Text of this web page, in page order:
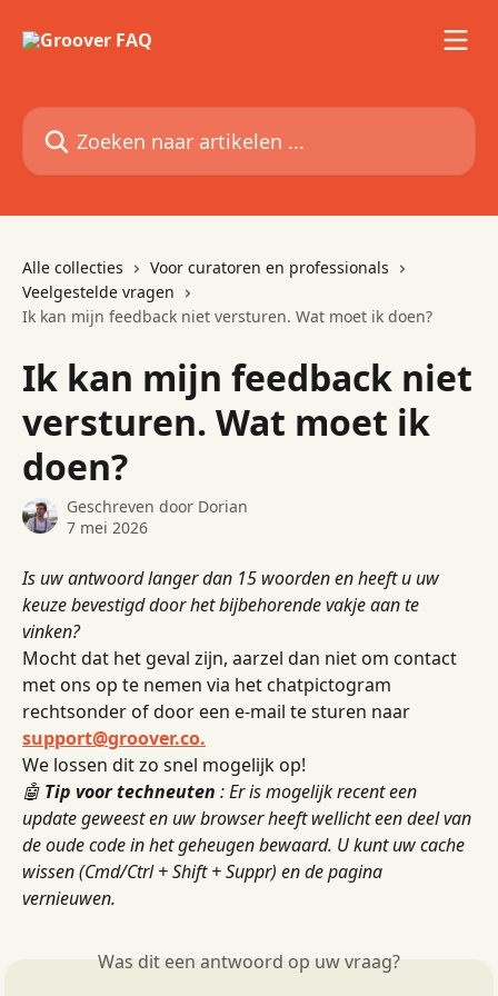
Zoeken naar artikelen ...
Alle collecties
Voor curatoren en professionals
Veelgestelde vragen
Ik kan mijn feedback niet versturen. Wat moet ik doen?
Ik kan mijn feedback niet
versturen. Wat moet ik
doen?
Geschreven door Dorian
7 mei 2026
Is uw antwoord langer dan 15 woorden en heeft u uw
keuze bevestigd door het bijbehorende vakje aan te
vinken?
Mocht dat het geval zijn, aarzel dan niet om contact
met ons op te nemen via het chatpictogram
rechtsonder of door een e-mail te sturen naar
support@groover.co.
We lossen dit zo snel mogelijk op!
🤖 Tip voor techneuten : Er is mogelijk recent een
update geweest en uw browser heeft wellicht een deel van
de oude code in het geheugen bewaard. U kunt uw cache
wissen (Cmd/Ctrl + Shift + Suppr) en de pagina
vernieuwen.
Was dit een antwoord op uw vraag?